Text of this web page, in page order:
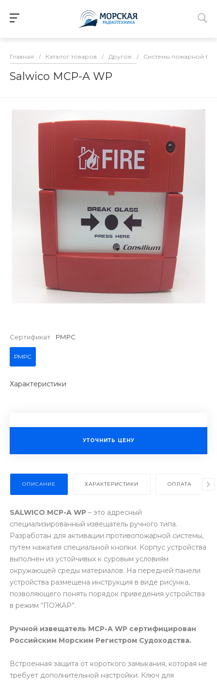
Главная / Каталог товаров / Другое / Системы пожарной
Salwico MCP-A WP
Сертификат РМРС
РМРС
Характеристики
УТОЧНИТЬ ЦЕНУ
ОПИСАНИЕ ХАРАКТЕРИСТИКИ ОПЛАТА
SALWICO MCP-A WP – это адресный
специализированный извещатель ручного типа.
Разработан для активации противопожарной системы,
путем нажатия специальной кнопки. Корпус устройства
выполнен из устойчивых к суровым условиям
окружающей среды материалов. На передней панели
устройства размещена инструкция в виде рисунка,
позволяющего понять порядок приведения устройства
в режим “ПОЖАР”.
Ручной извещатель MCP-A WP сертифицирован
Российским Морским Регистром Судоходства.
Встроенная защита от короткого замыкания, которая не
требует дополнительной настройки. Ключ для